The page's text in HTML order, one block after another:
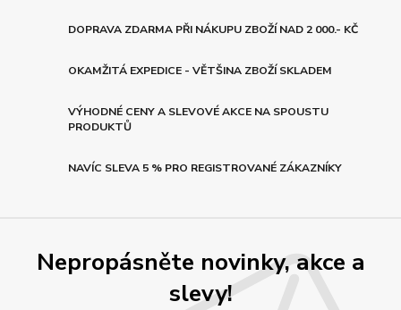
DOPRAVA ZDARMA PŘI NÁKUPU ZBOŽÍ NAD 2 000.- KČ
OKAMŽITÁ EXPEDICE - VĚTŠINA ZBOŽÍ SKLADEM
VÝHODNÉ CENY A SLEVOVÉ AKCE NA SPOUSTU
PRODUKTŮ
NAVÍC SLEVA 5 % PRO REGISTROVANÉ ZÁKAZNÍKY
Nepropásněte novinky, akce a
slevy!